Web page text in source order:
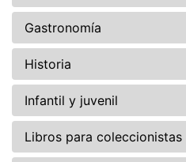
Gastronomía
Historia
Infantil y juvenil
Libros para coleccionistas